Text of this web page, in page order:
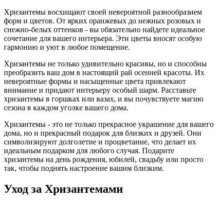
Хризантемы восхищают своей невероятной разнообразием
форм и цветов. От ярких оранжевых до нежных розовых и
снежно-белых оттенков - вы обязательно найдете идеальное
сочетание для вашего интерьера. Эти цветы вносят особую
гармонию и уют в любое помещение.
Хризантемы не только удивительно красивы, но и способны
преобразить ваш дом в настоящий рай осенней красоты. Их
невероятные формы и насыщенные цвета привлекают
внимание и придают интерьеру особый шарм. Расставьте
хризантемы в горшках или вазах, и вы почувствуете магию
сезона в каждом уголке вашего дома.
Хризантемы - это не только прекрасное украшение для вашего
дома, но и прекрасный подарок для близких и друзей. Они
символизируют долголетие и процветание, что делает их
идеальным подарком для любого случая. Подарите
хризантемы на день рождения, юбилей, свадьбу или просто
так, чтобы поднять настроение вашим близким.
Уход за Хризантемами